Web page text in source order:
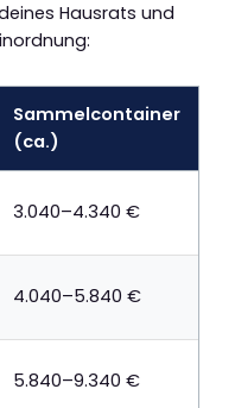
Hausrats und
Sammelcontainer
(ca.)
3.040–4.340 €
4.040–5.840 €
5.840–9.340 €